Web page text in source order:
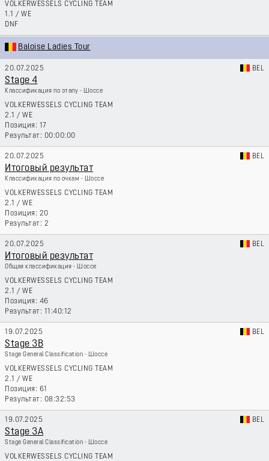
VOLKERWESSELS CYCLING TEAM
1.1 / WE
DNF
Baloise Ladies Tour
20.07.2025 BEL
Stage 4
Классификация по этапу - Шоссе
VOLKERWESSELS CYCLING TEAM
2.1 / WE
17
00:00:00
20.07.2025 BEL
Итоговый результат
Классификация по очкам - Шоссе
VOLKERWESSELS CYCLING TEAM
2.1 / WE
20
2
20.07.2025 BEL
Итоговый результат
Общая классификация - Шоссе
VOLKERWESSELS CYCLING TEAM
2.1 / WE
46
11:40:12
19.07.2025 BEL
Stage 3B
Stage General Classification - Шоссе
VOLKERWESSELS CYCLING TEAM
2.1 / WE
61
08:32:53
19.07.2025 BEL
Stage 3A
Stage General Classification - Шоссе
VOLKERWESSELS CYCLING TEAM